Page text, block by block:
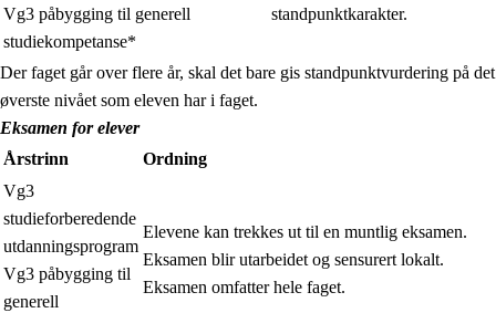
Vg3 påbygging til generell
studiekompetanse*
standpunktkarakter.
Der faget går over flere år, skal det bare gis standpunktvurdering på det
øverste nivået som eleven har i faget.
Eksamen for elever
Årstrinn
Ordning
Vg3
studieforberedende
utdanningsprogram
Vg3 påbygging til
generell
Elevene kan trekkes ut til en muntlig eksamen.
Eksamen blir utarbeidet og sensurert lokalt.
Eksamen omfatter hele faget.